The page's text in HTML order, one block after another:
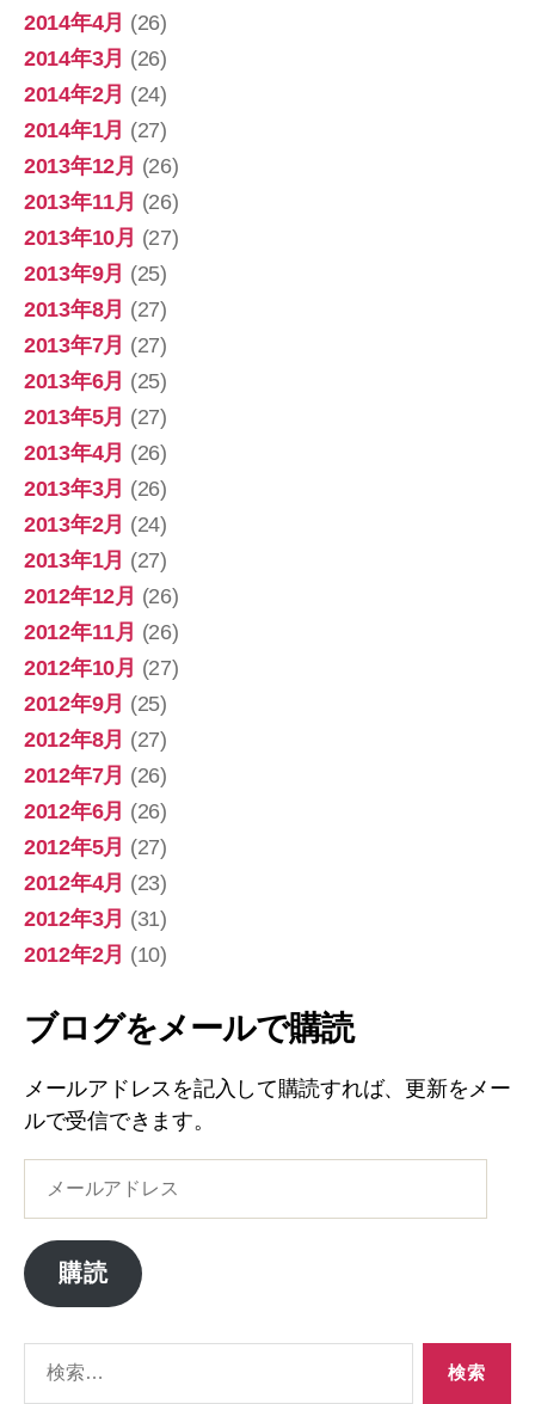
2014年4月 (26)
2014年3月 (26)
2014年2月 (24)
2014年1月 (27)
2013年12月 (26)
2013年11月 (26)
2013年10月 (27)
2013年9月 (25)
2013年8月 (27)
2013年7月 (27)
2013年6月 (25)
2013年5月 (27)
2013年4月 (26)
2013年3月 (26)
2013年2月 (24)
2013年1月 (27)
2012年12月 (26)
2012年11月 (26)
2012年10月 (27)
2012年9月 (25)
2012年8月 (27)
2012年7月 (26)
2012年6月 (26)
2012年5月 (27)
2012年4月 (23)
2012年3月 (31)
2012年2月 (10)
ブログをメールで購読
メールアドレスを記入して購読すれば、更新をメー
ルで受信できます。
ア
ド
ス
購読